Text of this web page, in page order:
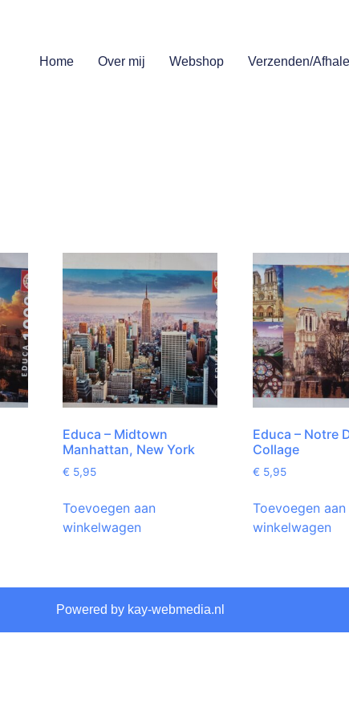
Home Over mij Webshop Verzenden/
Educa – Midtown
Manhattan, New York
€ 5,95
Toevoegen aan
winkelwagen
Educa – Notre
Collage
€ 5,95
Toevoegen aan
winkelwagen
Powered by kay-webmedia.nl